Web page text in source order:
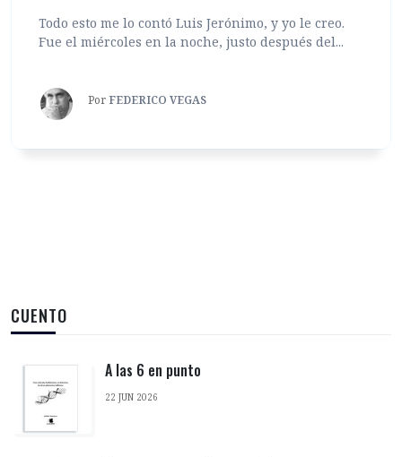
Todo esto me lo contó Luis Jerónimo, y yo le creo.
Fue el miércoles en la noche, justo después del...
Por FEDERICO VEGAS
CUENTO
A las 6 en punto
22 JUN 2026